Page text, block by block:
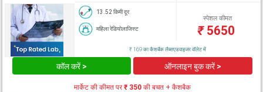
13.52 किमी दूर
महिला रेडियोलाजिस्ट
स्पेशल कीमत
₹5650
₹ 169 का कैशबैक लैब्सएडवाइजर वॉलेट में
कॉल करें > ऑनलाइन बुक करें >
मार्केट की कीमत पर₹ 350की बचत + कैशबैक